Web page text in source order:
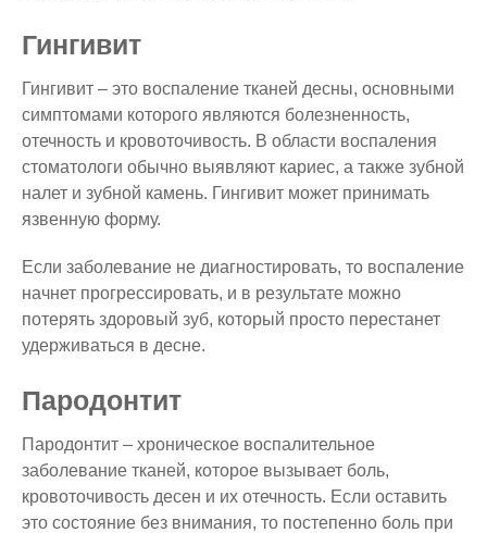
Гингивит
Гингивит – это воспаление тканей десны, основными
симптомами которого являются болезненность,
отечность и кровоточивость. В области воспаления
стоматологи обычно выявляют кариес, а также зубной
налет и зубной камень. Гингивит может принимать
язвенную форму.
Если заболевание не диагностировать, то воспаление
начнет прогрессировать, и в результате можно
потерять здоровый зуб, который просто перестанет
удерживаться в десне.
Пародонтит
Пародонтит – хроническое воспалительное
заболевание тканей, которое вызывает боль,
кровоточивость десен и их отечность. Если оставить
это состояние без внимания, то постепенно боль при